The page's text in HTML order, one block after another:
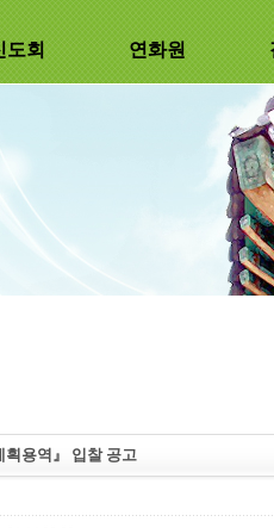
도회 연화원
획용역』 입찰 공고